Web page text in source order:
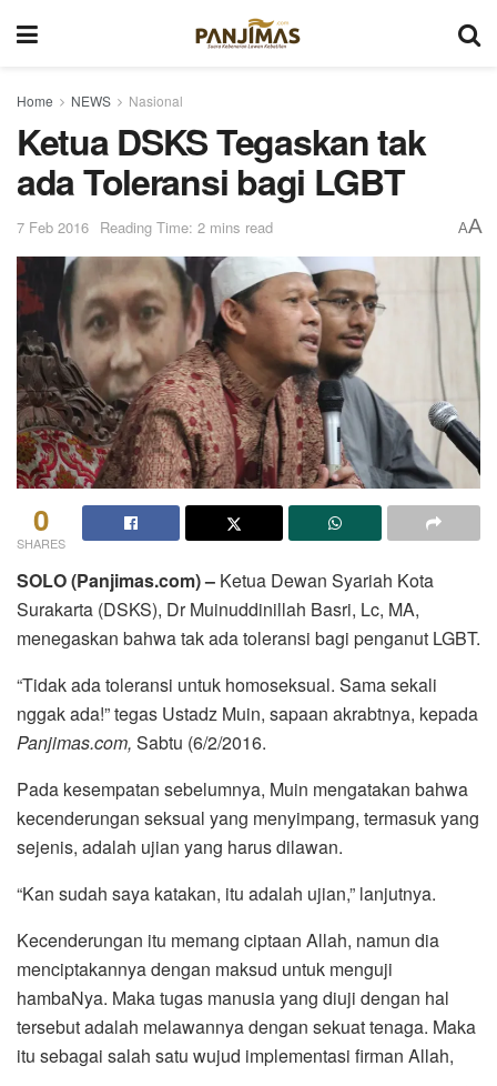
Home NEWS Nasional
Ketua DSKS Tegaskan tak
ada Toleransi bagi LGBT
7 Feb 2016 Reading Time: 2 mins read AA
0
SHARES
SOLO (Panjimas.com) – Ketua Dewan Syariah Kota
Surakarta (DSKS), Dr Muinuddinillah Basri, Lc, MA,
menegaskan bahwa tak ada toleransi bagi penganut LGBT.
“Tidak ada toleransi untuk homoseksual. Sama sekali
nggak ada!” tegas Ustadz Muin, sapaan akrabtnya, kepada
Panjimas.com, Sabtu (6/2/2016.
Pada kesempatan sebelumnya, Muin mengatakan bahwa
kecenderungan seksual yang menyimpang, termasuk yang
sejenis, adalah ujian yang harus dilawan.
“Kan sudah saya katakan, itu adalah ujian,” lanjutnya.
Kecenderungan itu memang ciptaan Allah, namun dia
menciptakannya dengan maksud untuk menguji
hambaNya. Maka tugas manusia yang diuji dengan hal
tersebut adalah melawannya dengan sekuat tenaga. Maka
itu sebagai salah satu wujud implementasi firman Allah,